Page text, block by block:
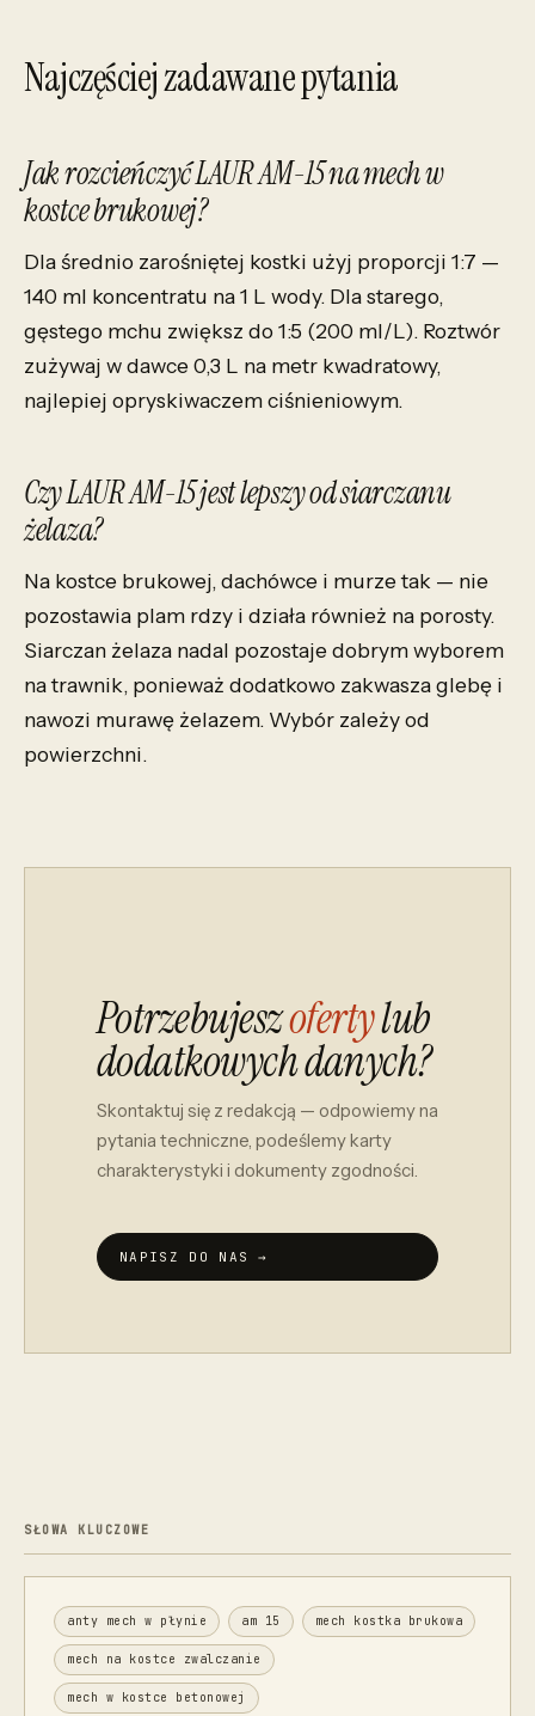
Najczęściej zadawane pytania
Jak rozcieńczyć LAUR AM-15 na mech w
kostce brukowej?
Dla średnio zarośniętej kostki użyj proporcji 1:7 —
140 ml koncentratu na 1 L wody. Dla starego,
gęstego mchu zwiększ do 1:5 (200 ml/L). Roztwór
zużywaj w dawce 0,3 L na metr kwadratowy,
najlepiej opryskiwaczem ciśnieniowym.
Czy LAUR AM-15 jest lepszy od siarczanu
żelaza?
Na kostce brukowej, dachówce i murze tak — nie
pozostawia plam rdzy i działa również na porosty.
Siarczan żelaza nadal pozostaje dobrym wyborem
na trawnik, ponieważ dodatkowo zakwasza glebę i
nawozi murawę żelazem. Wybór zależy od
powierzchni.
Potrzebujeszofertylub
dodatkowych danych?
Skontaktuj się z redakcją — odpowiemy na
pytania techniczne, podeślemy karty
charakterystyki i dokumenty zgodności.
NAPISZ DO NAS →
SŁOWA KLUCZOWE
anty mech w płynie am 15 mech kostka brukowa
mech na kostce zwalczanie
mech w kostce betonowej